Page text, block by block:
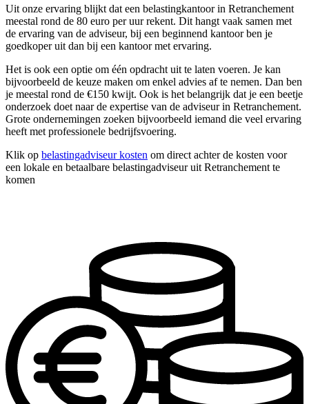
Uit onze ervaring blijkt dat een belastingkantoor in Retranchement
meestal rond de 80 euro per uur rekent. Dit hangt vaak samen met
de ervaring van de adviseur, bij een beginnend kantoor ben je
goedkoper uit dan bij een kantoor met ervaring.
Het is ook een optie om één opdracht uit te laten voeren. Je kan
bijvoorbeeld de keuze maken om enkel advies af te nemen. Dan ben
je meestal rond de €150 kwijt. Ook is het belangrijk dat je een beetje
onderzoek doet naar de expertise van de adviseur in Retranchement.
Grote ondernemingen zoeken bijvoorbeeld iemand die veel ervaring
heeft met professionele bedrijfsvoering.
Klik op belastingadviseur kosten om direct achter de kosten voor
een lokale en betaalbare belastingadviseur uit Retranchement te
komen